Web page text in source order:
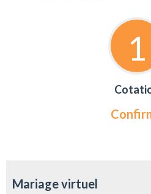
1
Mariage virtuel